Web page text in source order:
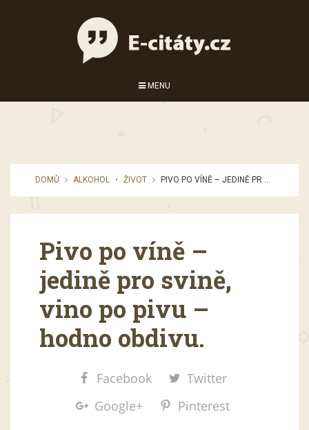
MENU
DOMŮ ALKOHOL • ŽIVOT PIVO PO VÍNĚ – JEDINĚ PR ...
Pivo po víně –
jedině pro svině,
vino po pivu –
hodno obdivu.
Facebook
Twitter
Google+
Pinterest